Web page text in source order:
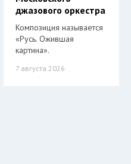
джазового оркестра
Композиция называется
«Русь. Ожившая
картина».
7 августа 2026